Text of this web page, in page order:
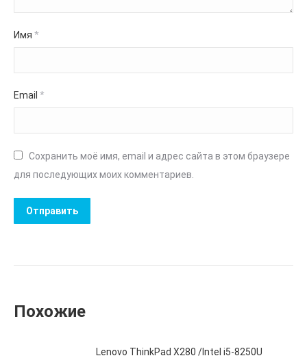
Имя *
Email *
Сохранить моё имя, email и адрес сайта в этом браузере
для последующих моих комментариев.
Похожие
Lenovo ThinkPad X280 /Intel i5-8250U